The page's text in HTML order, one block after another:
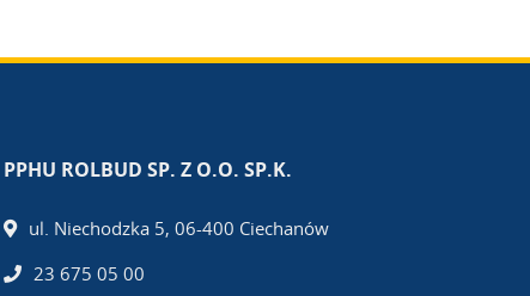
PPHU ROLBUD SP. Z O.O. SP.K.
ul. Niechodzka 5, 06-400 Ciechanów
23 675 05 00